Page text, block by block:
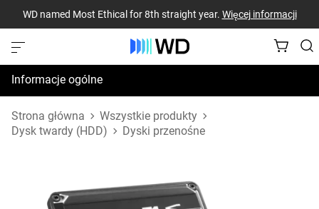
WD named Most Ethical for 8th straight year. Więcej informacji
Informacje ogólne
Dane techniczne
Strona główna
Wszystkie produkty
Dysk twardy (HDD)
Dyski przenośne